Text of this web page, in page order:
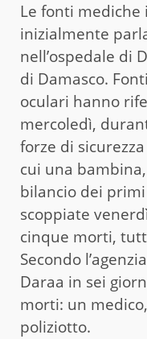
Le fonti mediche
inizialmente
nell’ospedale di
di Damasco.
oculari hanno
mercoledì,
forze di
cui una
bilancio dei
scoppiate
cinque morti,
Secondo
Daraa in sei
morti: un
poliziotto.